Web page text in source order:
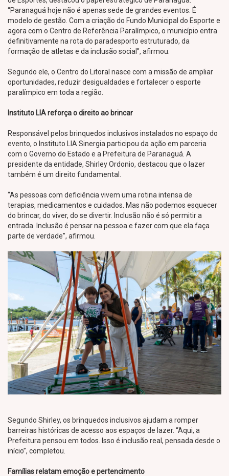
“Paranaguá hoje não é apenas sede de grandes eventos. É
modelo de gestão. Com a criação do Fundo Municipal do Esporte e
agora com o Centro de Referência Paralímpico, o município entra
definitivamente na rota do paradesporto estruturado, da
formação de atletas e da inclusão social”, afirmou.
Segundo ele, o Centro do Litoral nasce com a missão de ampliar
oportunidades, reduzir desigualdades e fortalecer o esporte
paralímpico em toda a região.
Instituto LIA reforça o direito ao brincar
Responsável pelos brinquedos inclusivos instalados no espaço do
evento, o Instituto LIA Sinergia participou da ação em parceria
com o Governo do Estado e a Prefeitura de Paranaguá. A
presidente da entidade, Shirley Ordonio, destacou que o lazer
também é um direito fundamental.
“As pessoas com deficiência vivem uma rotina intensa de
terapias, medicamentos e cuidados. Mas não podemos esquecer
do brincar, do viver, do se divertir. Inclusão não é só permitir a
entrada. Inclusão é pensar na pessoa e fazer com que ela faça
parte de verdade”, afirmou.
Segundo Shirley, os brinquedos inclusivos ajudam a romper
barreiras históricas de acesso aos espaços de lazer. “Aqui, a
Prefeitura pensou em todos. Isso é inclusão real, pensada desde o
início”, completou.
Famílias relatam emoção e pertencimento